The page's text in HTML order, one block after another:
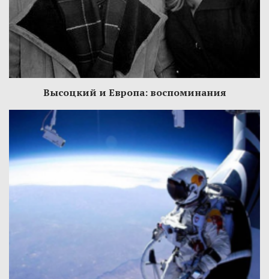
Высоцкий и Европа: воспоминания